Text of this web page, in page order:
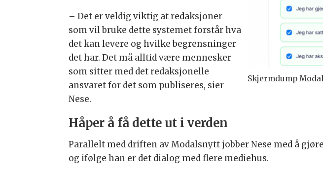
Skjermdump
– Det er veldig viktig at redaksjoner
som vil bruke dette systemet forstår hva
det kan levere og hvilke begrensninger
det har. Det må alltid være mennesker
som sitter med det redaksjonelle
ansvaret for det som publiseres, sier
Nese.
Håper å få dette ut i verden
Parallelt med driften av Modalsnytt jobber Nese med å
og ifølge han er det dialog med flere mediehus.